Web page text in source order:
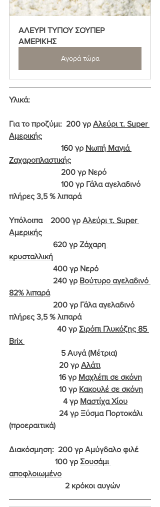
ΑΛΕΥΡΙ ΤΥΠΟΥ ΣΟΥΠΕΡ
ΑΜΕΡΙΚΗΣ
Αγορά τώρα
Υλικά:
Για το προζύμι:  200 γρ Αλεύρι τ. Super
Αμερικής
                          160 γρ
Νωπή Μαγιά
Ζαχαροπλαστικής
                          200 γρ Νερό
πλήρες 3,5 % λιπαρά
Υπόλοιπα    2000 γρ Αλεύρι τ. Super
Αμερικής
                      620 γρ
Ζάχαρη
κρυσταλλική
                      400 γρ Νερό
                      240 γρ
Βούτυρο αγελαδινό
82% λιπαρά
πλήρες 3,5 % λιπαρά
                        40 γρ
Σιρόπι Γλυκόζης 85
Brix
                          5 Αυγά (Μέτρια)
                         20 γρ
Αλάτι
                         16 γρ
Μαχλέπι σε σκόνη
                         10 γρ
Κακουλέ σε σκόνη
                           4 γρ
Μαστίχα Χίου
(προεραιτικά)
Διακόσμηση:  200 γρ Αμύγδαλο φιλέ
                       100 γρ
Σουσάμι
αποφλοιωμένο
                            2 κρόκοι αυγών